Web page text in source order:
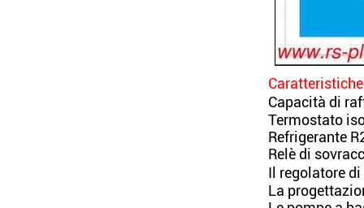
Capacità di
Termostato
Refrigerante
Relè di
Il regolatore
La